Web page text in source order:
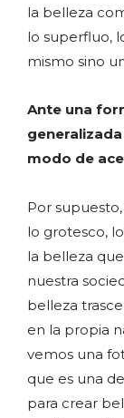
la belleza
lo superfluo,
mismo sino
Ante una
modo de
Por
lo grotesco,
la belleza
nuestra
belleza
en la propia
vemos una
que es una
para crear